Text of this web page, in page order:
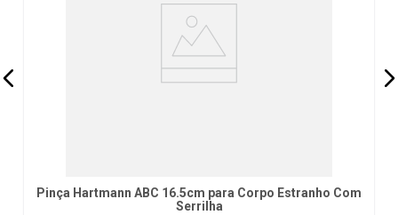
Pinça Hartmann ABC 16.5cm para Corpo Estranho Com
Serrilha